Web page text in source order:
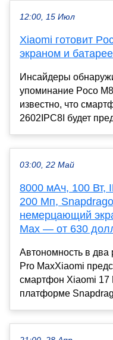
12:00, 15 Июл
Xiaomi готовит
экраном и
Инсайдеры
упоминание Poco
известно, что
2602IPC8I будет
03:00, 22 Май
8000 мАч, 100 Вт,
200 Мп,
немерцающий
Max — от 630
Автономность в
Pro MaxXiaomi
смартфон Xiaomi 17
платформе